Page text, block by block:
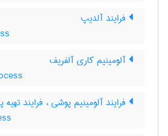
فرایند آلدیپ
آلومینیم کاری آلفریف
فرایند آلومینیم پوشی ، فرایند تهیه